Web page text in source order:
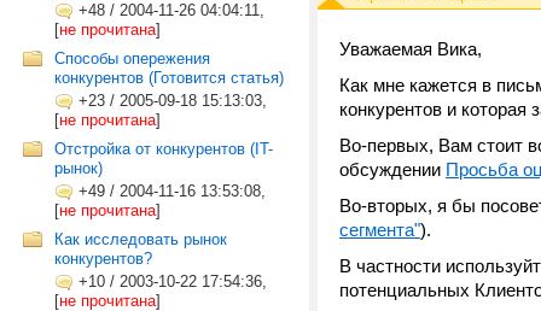
+48 / 2004-11-26 04:04:11,
[не прочитана]
Способы опережения
конкурентов (Готовится статья)
+23 / 2005-09-18 15:13:03,
[не прочитана]
Отстройка от конкурентов (IT-
рынок)
+49 / 2004-11-16 13:53:08,
[не прочитана]
Как исследовать рынок
конкурентов?
+10 / 2003-10-22 17:54:36,
[не прочитана]
Уважаемая Вика,
Как мне кажется в
конкурентов и
Во-первых, Вам стоит
обсуждении Просьба
Во-вторых, я бы
сегмента").
В частности
потенциальных